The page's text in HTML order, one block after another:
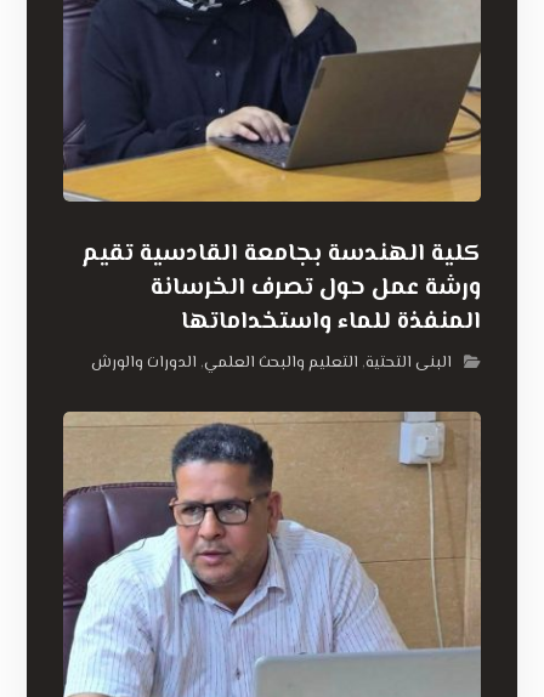
كلية الهندسة بجامعة القادسية تقيم
ورشة عمل حول تصرف الخرسانة
المنفذة للماء واستخداماتها
البنى التحتية, التعليم والبحث العلمي, الدورات والورش